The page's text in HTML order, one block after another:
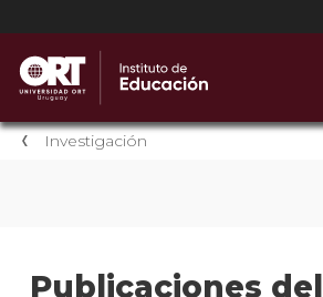
Investigación
Publicaciones del